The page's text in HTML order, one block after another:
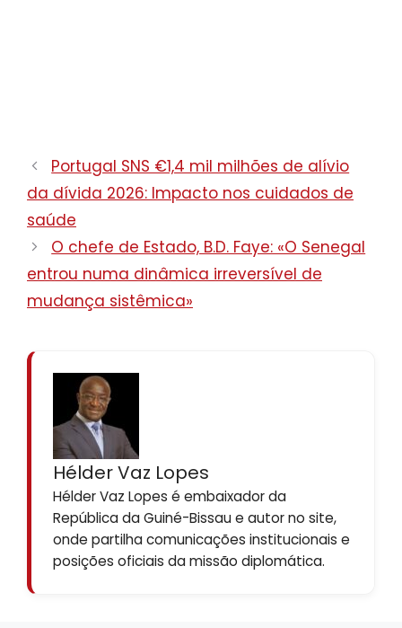
Portugal SNS €1,4 mil milhões de alívio
da dívida 2026: Impacto nos cuidados de
saúde
O chefe de Estado, B.D. Faye: «O Senegal
entrou numa dinâmica irreversível de
mudança sistêmica»
Hélder Vaz Lopes
Hélder Vaz Lopes é embaixador da
República da Guiné-Bissau e autor no site,
onde partilha comunicações institucionais e
posições oficiais da missão diplomática.